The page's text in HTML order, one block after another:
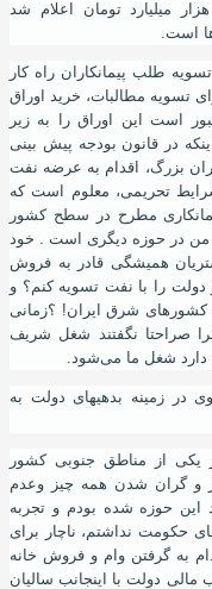
در 21 خرداد ماه 98 اعلام شد بالغ بر ۳۲۰ هزار میلیارد تومان اعلام شد
طلب پیمانکاران راه کار
تسویه مطالبات، خرید اوراق
است این اوراق را به زیر
در قانون بودجه پیش بینی
بزرگ، اقدام به عرضه نفت
تحریمی، معلوم است که
مطرح در سطح کشور
در حوزه دیگری است . خود
همیشگی قادر به فروش
دولت را با نفت تسویه کنم؟ و
شرق ایران! ؟زمانی
صراحتا نگفتند شغل شریف
دارد شغل ما می‌شود.
در زمینه بدهیهای دولت به
از مناطق جنوبی کشور
گران شدن همه چیز وعدم
این حوزه شده بودم و تجربه
حکومت نداشتم ، ناچار برای
به گرفتن وام و فروش خانه
دولت با اینجانب سالیان